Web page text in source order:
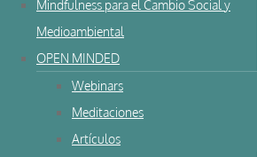
Mindfulness para el Cambio Social y
Medioambiental
OPEN MINDED
Webinars
Meditaciones
Artículos